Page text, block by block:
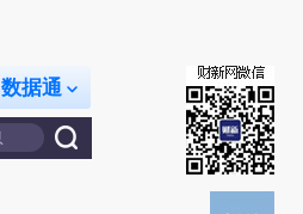
数据通